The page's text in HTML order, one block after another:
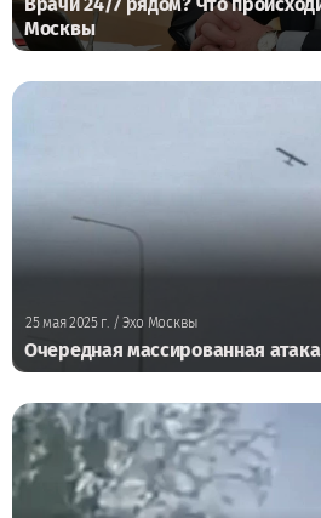
Москвы
25 мая 2025 г./ Эхо Москвы
Очередная массированная